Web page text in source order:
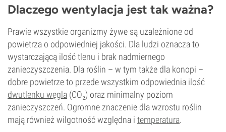
Dlaczego wentylacja jest tak ważna?
Prawie wszystkie organizmy żywe są uzależnione od
powietrza o odpowiedniej jakości. Dla ludzi oznacza to
wystarczającą ilość tlenu i brak nadmiernego
zanieczyszczenia. Dla roślin – w tym także dla konopi –
dobre powietrze to przede wszystkim odpowiednia ilość
dwutlenku węgla (CO₂) oraz minimalny poziom
zanieczyszczeń. Ogromne znaczenie dla wzrostu roślin
mają również wilgotność względna i temperatura.